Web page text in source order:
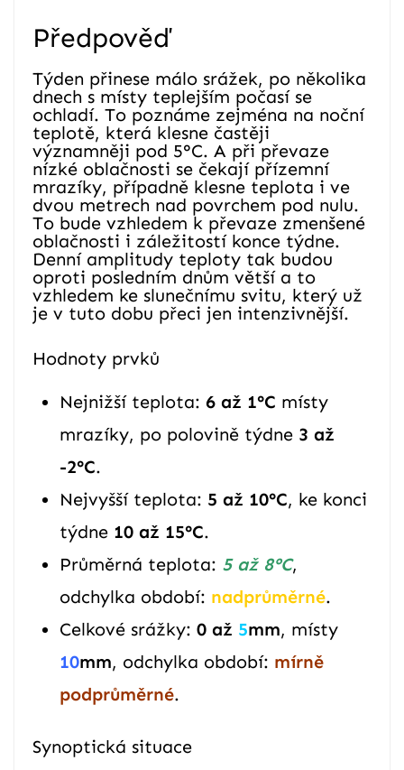
Předpověď
Týden přinese málo srážek, po několika
dnech s místy teplejším počasí se
ochladí. To poznáme zejména na noční
teplotě, která klesne častěji
významněji pod 5°C. A při převaze
nízké oblačnosti se čekají přízemní
mrazíky, případně klesne teplota i ve
dvou metrech nad povrchem pod nulu.
To bude vzhledem k převaze zmenšené
oblačnosti i záležitostí konce týdne.
Denní amplitudy teploty tak budou
oproti posledním dnům větší a to
vzhledem ke slunečnímu svitu, který už
je v tuto dobu přeci jen intenzivnější.
Hodnoty prvků
Nejnižší teplota: 6 až 1°C místy
mrazíky, po polovině týdne 3 až
-2°C.
Nejvyšší teplota: 5 až 10°C, ke konci
týdne 10 až 15°C.
Průměrná teplota: 5 až 8°C,
odchylka období: nadprůměrné.
Celkové srážky: 0 až 5mm, místy
10mm, odchylka období: mírně
podprůměrné.
Synoptická situace